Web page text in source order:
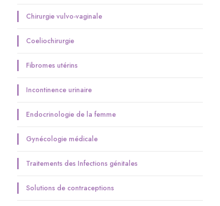
Chirurgie vulvo-vaginale
Coeliochirurgie
Fibromes utérins
Incontinence urinaire
Endocrinologie de la femme
Gynécologie médicale
Traitements des Infections génitales
Solutions de contraceptions